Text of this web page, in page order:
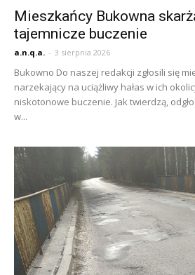
Mieszkańcy Bukowna
tajemnicze buczenie
a.n.q.a. - 3 sierpnia 2026
Bukowno Do naszej redakcji zgłosili się
narzekający na uciążliwy hałas w ich
niskotonowe buczenie. Jak twierdzą,
w...